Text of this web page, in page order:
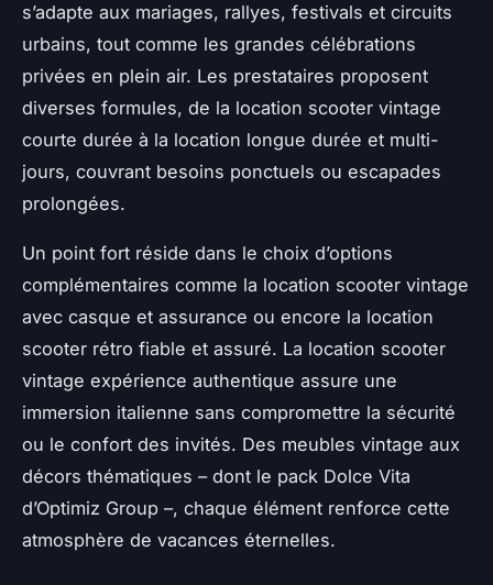
s’adapte aux mariages, rallyes, festivals et circuits
urbains, tout comme les grandes célébrations
privées en plein air. Les prestataires proposent
diverses formules, de la location scooter vintage
courte durée à la location longue durée et multi-
jours, couvrant besoins ponctuels ou escapades
prolongées.
Un point fort réside dans le choix d’options
complémentaires comme la location scooter vintage
avec casque et assurance ou encore la location
scooter rétro fiable et assuré. La location scooter
vintage expérience authentique assure une
immersion italienne sans compromettre la sécurité
ou le confort des invités. Des meubles vintage aux
décors thématiques – dont le pack Dolce Vita
d’Optimiz Group –, chaque élément renforce cette
atmosphère de vacances éternelles.